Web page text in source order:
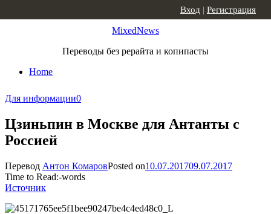
MixedNews
Переводы без рерайта и копипасты
Home
Вход | Регистрация
Для информации0
Цзиньпин в Москве для Антанты с
Россией
Перевод Антон КомаровPosted on10.07.201709.07.2017
Time to Read:-words
Источник